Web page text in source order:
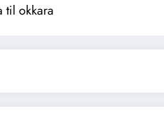
til okkara